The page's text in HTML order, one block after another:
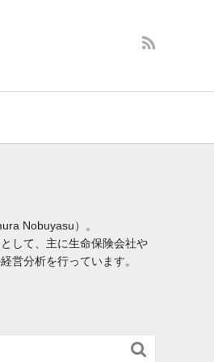
Nobuyasu）。
して、主に生命保険会社や
営分析を行っています。
